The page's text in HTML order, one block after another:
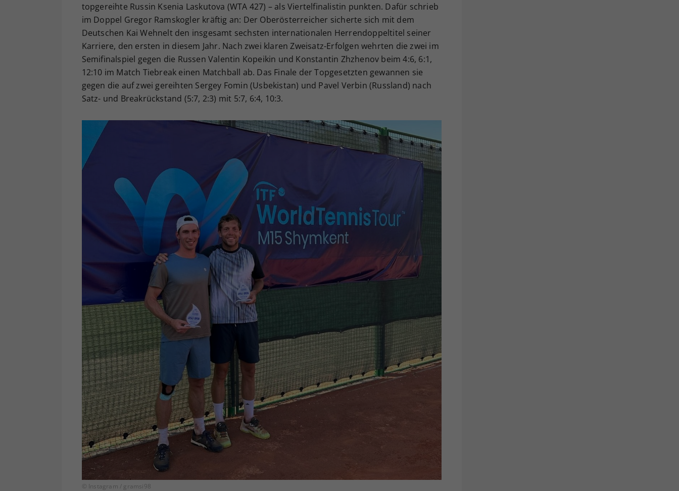
topgereihte Russin Ksenia Laskutova (WTA 427) – als Viertelfinalistin punkten. Dafür schrieb
im Doppel Gregor Ramskogler kräftig an: Der Oberösterreicher sicherte sich mit dem
Deutschen Kai Wehnelt den insgesamt sechsten internationalen Herrendoppeltitel seiner
Karriere, den ersten in diesem Jahr. Nach zwei klaren Zweisatz-Erfolgen wehrten die zwei im
Semifinalspiel gegen die Russen Valentin Kopeikin und Konstantin Zhzhenov beim 4:6, 6:1,
12:10 im Match Tiebreak einen Matchball ab. Das Finale der Topgesetzten gewannen sie
gegen die auf zwei gereihten Sergey Fomin (Usbekistan) und Pavel Verbin (Russland) nach
Satz- und Breakrückstand (5:7, 2:3) mit 5:7, 6:4, 10:3.
© Instagram / gramsi98